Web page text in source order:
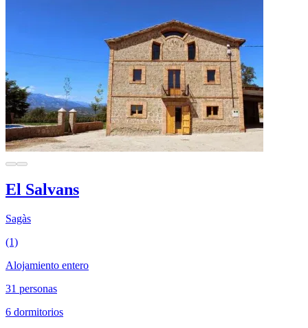
El Salvans
Sagàs
(1)
Alojamiento entero
31 personas
6 dormitorios